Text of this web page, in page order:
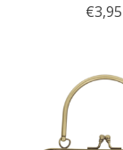
€3,95